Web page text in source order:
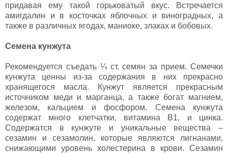
придавая ему такой горьковатый вкус. Встречается
амигдалин и в косточках яблочных и виноградных, а
также в различных ягодах, маниоке, злаках и бобовых.
Семена кунжута
Рекомендуется съедать ¼ ст. семян за прием. Семечки
кунжута ценны из-за содержания в них прекрасно
хранящегося масла. Кунжут является прекрасным
источником меди и марганца, а также богат магнием,
железом, кальцием и фосфором. Семена кунжута
содержат много клетчатки, витамина В1, и цинка.
Содержатся в кунжуте и уникальные вещества –
сезамин и сезамолин, которые являются лигнанами,
снижающими уровень холестерина в крови. Сезамин